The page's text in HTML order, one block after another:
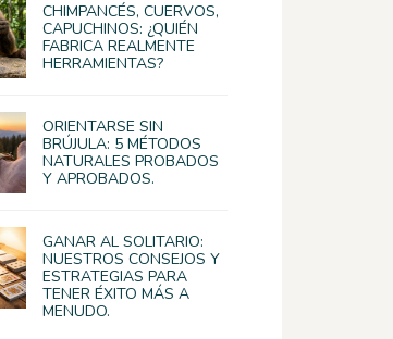
CHIMPANCÉS, CUERVOS,
CAPUCHINOS: ¿QUIÉN
FABRICA REALMENTE
HERRAMIENTAS?
ORIENTARSE SIN
BRÚJULA: 5 MÉTODOS
NATURALES PROBADOS
Y APROBADOS.
GANAR AL SOLITARIO:
NUESTROS CONSEJOS Y
ESTRATEGIAS PARA
TENER ÉXITO MÁS A
MENUDO.